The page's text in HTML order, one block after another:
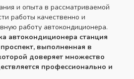
и опыта в рассматриваемой
работы качественно и
работу автокондиционера.
автокондиционера станция
выполненная в
доверяет множество
профессионально и